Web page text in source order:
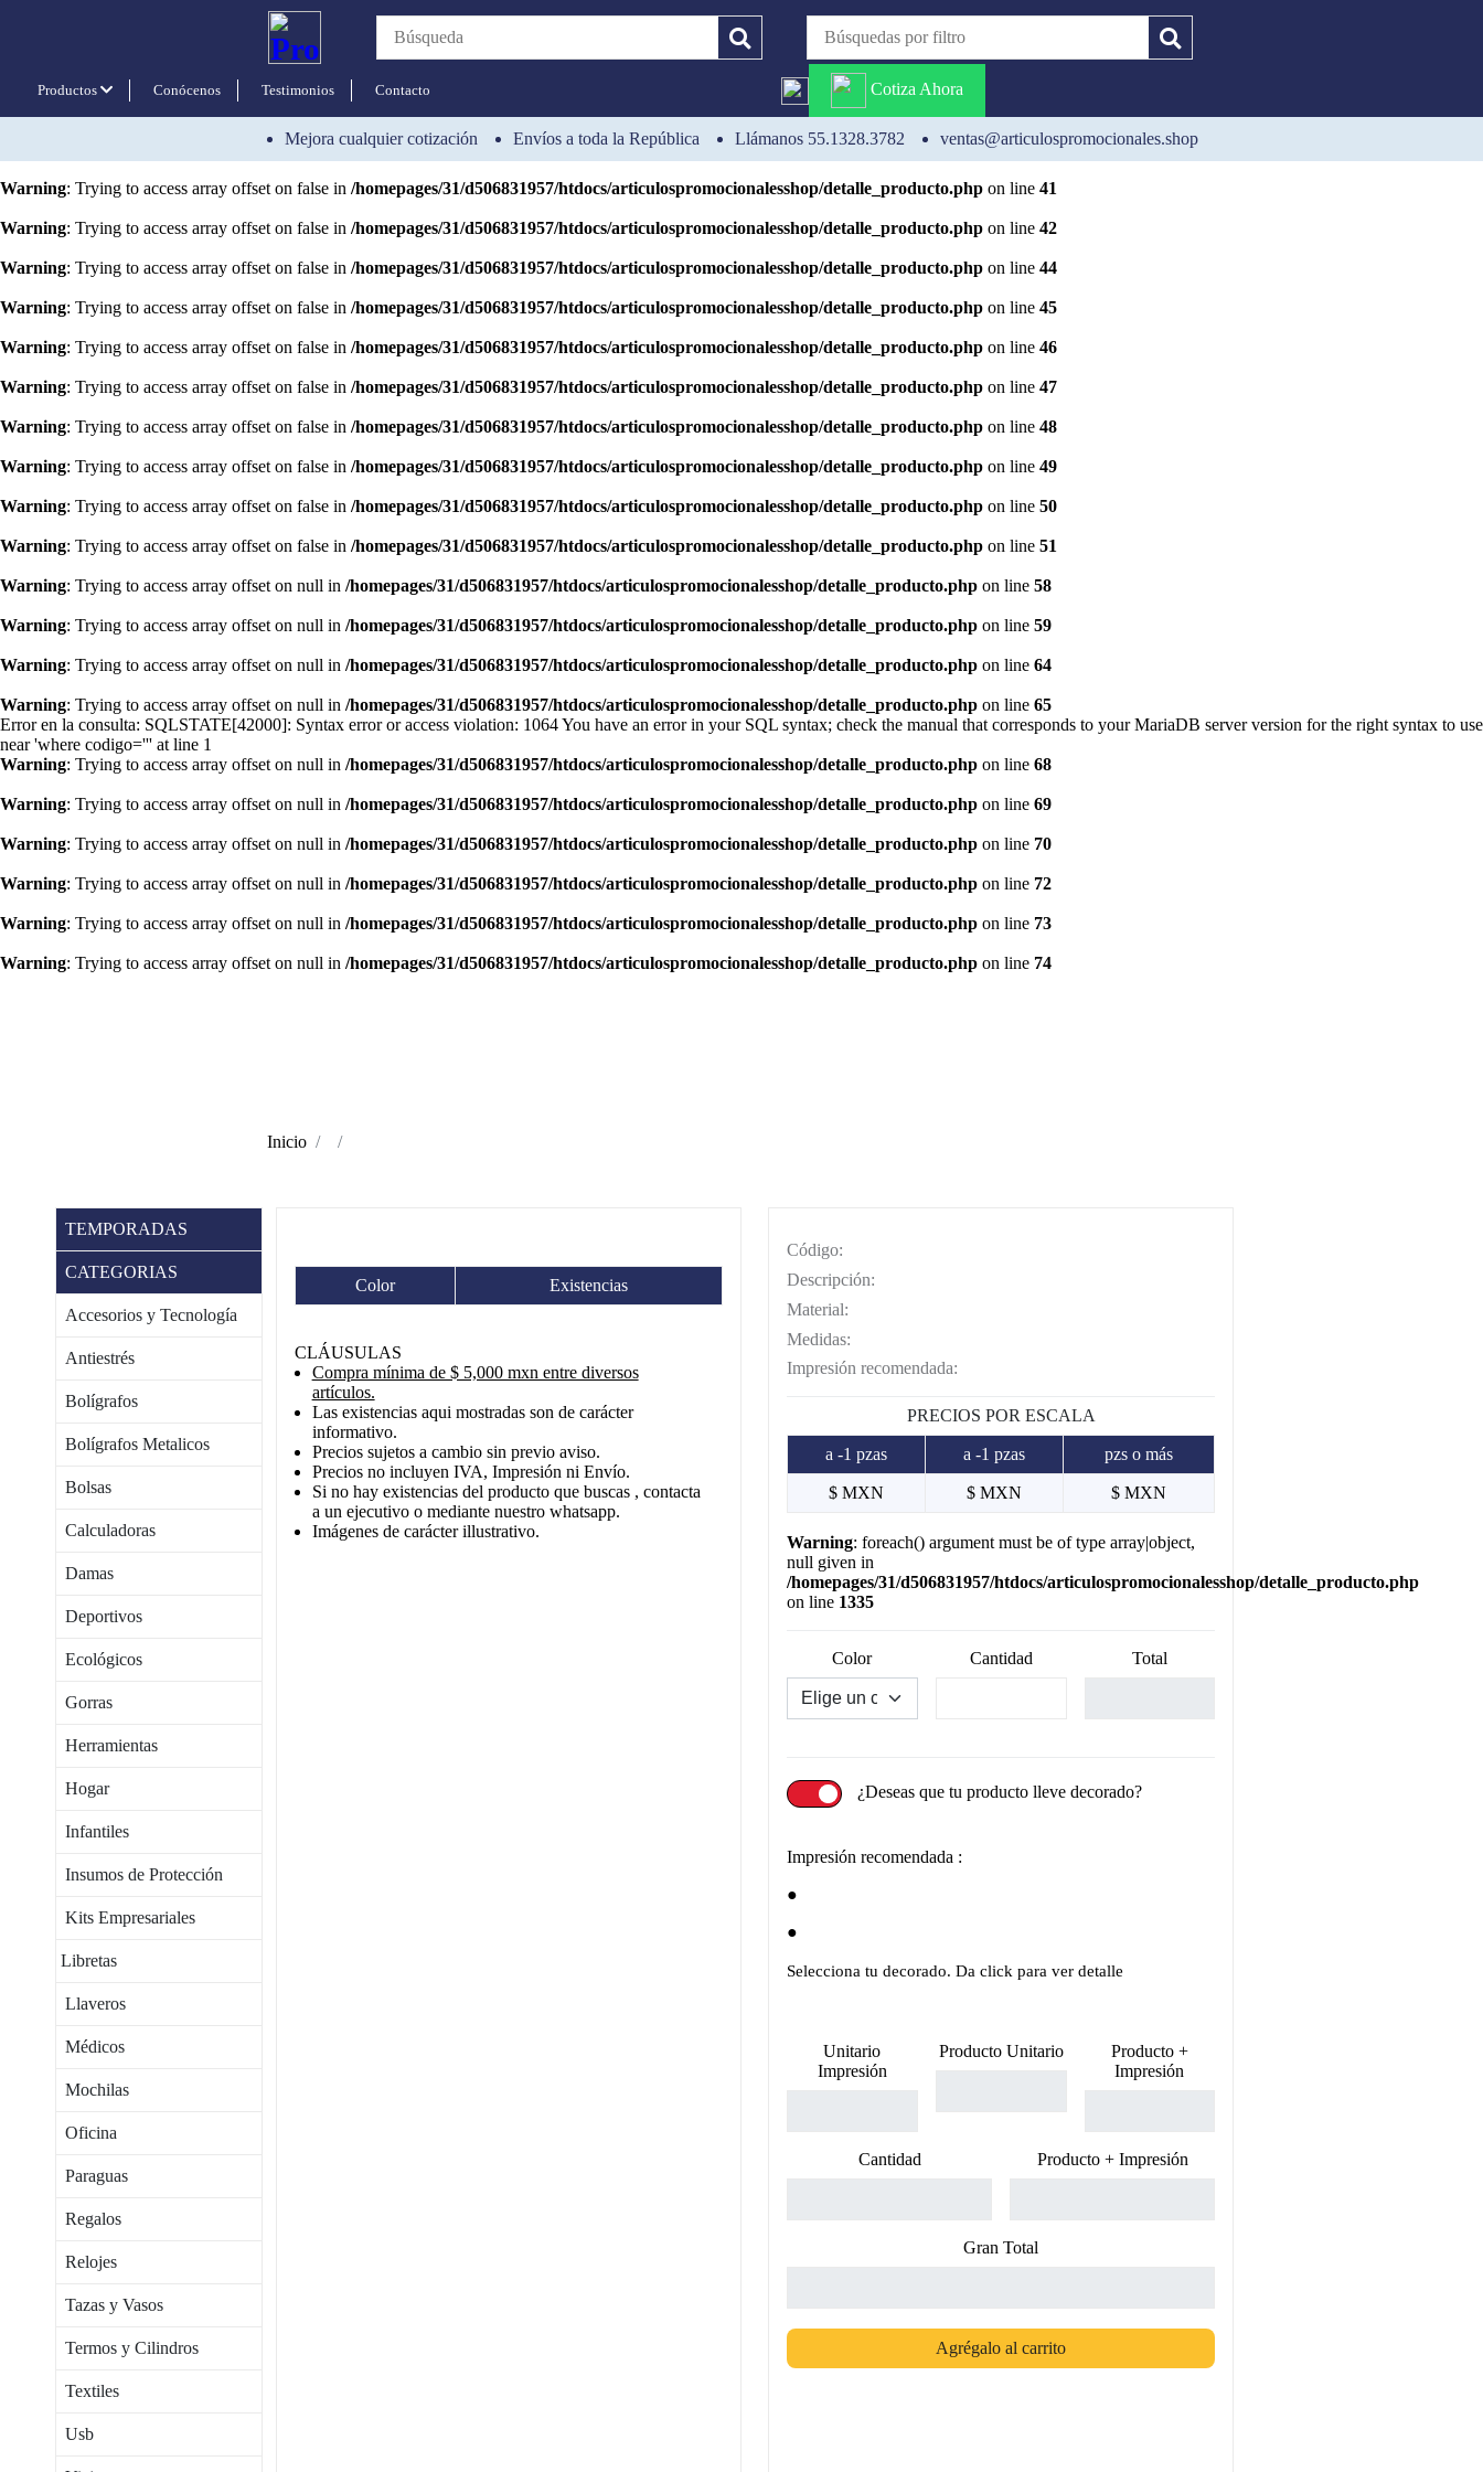
: Trying to access array offset on false in /homepages/31/d506831957/htdocs/articulospromocionalesshop/detalle_producto.php
: Trying to access array offset on false in /homepages/31/d506831957/htdocs/articulospromocionalesshop/detalle_producto.phpon line
/homepages/31/d506831957/htdocs/articulospromocionalesshop/detalle_producto.php
: strtr(): Passing null to parameter #1 ($string) of type string is deprecated in/homepages/31/d506831957/htdocs/articulospromocionalesshop/detalle_producto.php
Warning: Trying to access array offset on false in /homepages/31/d506831957/htdocs/articulospromocionalesshop/detalle_producto.php on line 41
Warning: Trying to access array offset on false in /homepages/31/d506831957/htdocs/articulospromocionalesshop/detalle_producto.php on line 42
Warning: Trying to access array offset on false in /homepages/31/d506831957/htdocs/articulospromocionalesshop/detalle_producto.php on line 44
Warning: Trying to access array offset on false in /homepages/31/d506831957/htdocs/articulospromocionalesshop/detalle_producto.php on line 45
Warning: Trying to access array offset on false in /homepages/31/d506831957/htdocs/articulospromocionalesshop/detalle_producto.php on line 46
Warning: Trying to access array offset on false in /homepages/31/d506831957/htdocs/articulospromocionalesshop/detalle_producto.php on line 47
Warning: Trying to access array offset on false in /homepages/31/d506831957/htdocs/articulospromocionalesshop/detalle_producto.php on line 48
Warning: Trying to access array offset on false in /homepages/31/d506831957/htdocs/articulospromocionalesshop/detalle_producto.php on line 49
Warning: Trying to access array offset on false in /homepages/31/d506831957/htdocs/articulospromocionalesshop/detalle_producto.php on line 50
Warning: Trying to access array offset on false in /homepages/31/d506831957/htdocs/articulospromocionalesshop/detalle_producto.php on line 51
Warning: Trying to access array offset on null in /homepages/31/d506831957/htdocs/articulospromocionalesshop/detalle_producto.php on line 58
Warning: Trying to access array offset on null in /homepages/31/d506831957/htdocs/articulospromocionalesshop/detalle_producto.php on line 59
Warning: Trying to access array offset on null in /homepages/31/d506831957/htdocs/articulospromocionalesshop/detalle_producto.php on line 64
Warning: Trying to access array offset on null in /homepages/31/d506831957/htdocs/articulospromocionalesshop/detalle_producto.php on line 65
Error en la consulta: SQLSTATE[42000]: Syntax error or access violation: 1064 You have an error in your SQL syntax; check the manual that corresponds to your MariaDB server version for the right syntax to use
near 'where codigo=''' at line 1
Warning: Trying to access array offset on null in /homepages/31/d506831957/htdocs/articulospromocionalesshop/detalle_producto.php on line 68
Warning: Trying to access array offset on null in /homepages/31/d506831957/htdocs/articulospromocionalesshop/detalle_producto.php on line 69
Warning: Trying to access array offset on null in /homepages/31/d506831957/htdocs/articulospromocionalesshop/detalle_producto.php on line 70
Warning: Trying to access array offset on null in /homepages/31/d506831957/htdocs/articulospromocionalesshop/detalle_producto.php on line 72
Warning: Trying to access array offset on null in /homepages/31/d506831957/htdocs/articulospromocionalesshop/detalle_producto.php on line 73
Warning: Trying to access array offset on null in /homepages/31/d506831957/htdocs/articulospromocionalesshop/detalle_producto.php on line 74
Productos Conócenos Testimonios Contacto Cotiza Ahora
Mejora cualquier cotización Envíos a toda la República Llámanos 55.1328.3782 ventas@articulospromocionales.shop
Inicio
TEMPORADAS
CATEGORIAS
Accesorios y Tecnología
Antiestrés
Bolígrafos
Bolígrafos Metalicos
Bolsas
Calculadoras
Damas
Deportivos
Ecológicos
Gorras
Herramientas
Hogar
Infantiles
Insumos de Protección
Kits Empresariales
Libretas
Llaveros
Médicos
Mochilas
Oficina
Paraguas
Regalos
Relojes
Tazas y Vasos
Termos y Cilindros
Textiles
Usb
Color Existencias
CLÁUSULAS
Compra mínima de $ 5,000 mxn entre diversos
artículos.
Las existencias aqui mostradas son de carácter
informativo.
Precios sujetos a cambio sin previo aviso.
Precios no incluyen IVA, Impresión ni Envío.
Si no hay existencias del producto que buscas , contacta
a un ejecutivo o mediante nuestro whatsapp.
Imágenes de carácter illustrativo.
Código:
Descripción:
Material:
Medidas:
Impresión recomendada:
PRECIOS POR ESCALA
a -1 pzas a -1 pzas pzs o más
$ MXN $ MXN $ MXN
Warning: foreach() argument must be of type array|object,
null given in
/homepages/31/d506831957/htdocs/articulospromocionalesshop/detalle_producto.php
on line 1335
Color Cantidad Total
¿Deseas que tu producto lleve decorado?
Impresión recomendada :
Selecciona tu decorado. Da click para ver detalle
Unitario
Impresión
Producto Unitario
Producto +
Impresión
Cantidad Producto + Impresión
Gran Total
Agrégalo al carrito